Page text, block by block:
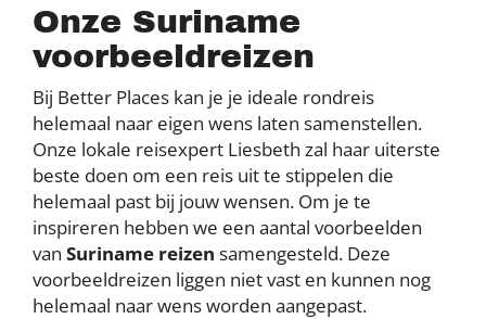
Onze Suriname
voorbeeldreizen
Bij Better Places kan je je ideale rondreis
helemaal naar eigen wens laten samenstellen.
Onze lokale reisexpert Liesbeth zal haar uiterste
beste doen om een reis uit te stippelen die
helemaal past bij jouw wensen. Om je te
inspireren hebben we een aantal voorbeelden
van Suriname reizen samengesteld. Deze
voorbeeldreizen liggen niet vast en kunnen nog
helemaal naar wens worden aangepast.